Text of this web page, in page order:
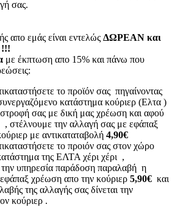
σας.
απο εμάς είναι εντελώς ΔΩΡΕΑΝ και
!!!
με έκπτωση απο 15% και πάνω που
το προϊόν σας πηγαίνοντας
κατάστημα κούριερ (Ελτα )
σας με δική μας χρέωση και αφού
στέλνουμε την αλλαγή σας με εφάπαξ
με αντικαταταβολή 4,90€
το προιόν σας στον χώρο
της ΕΛΤΑ χέρι χέρι ,
την υπηρεσία παράδοση παραλαβή η
χρέωση απο την κούριερ 5,90€ και
της αλλαγής σας δίνεται την
κούριερ .